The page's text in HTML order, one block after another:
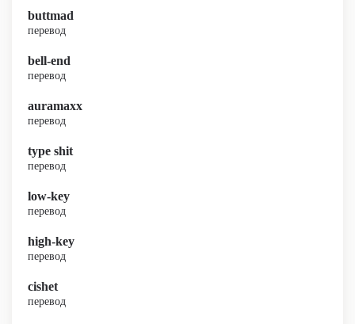
buttmad
перевод
bell-end
перевод
auramaxx
перевод
type shit
перевод
low-key
перевод
high-key
перевод
cishet
перевод